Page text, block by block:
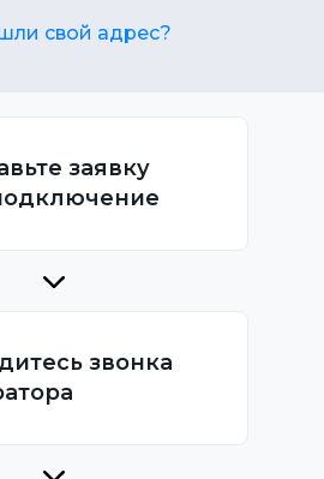
свой адрес?
заявку
звонка